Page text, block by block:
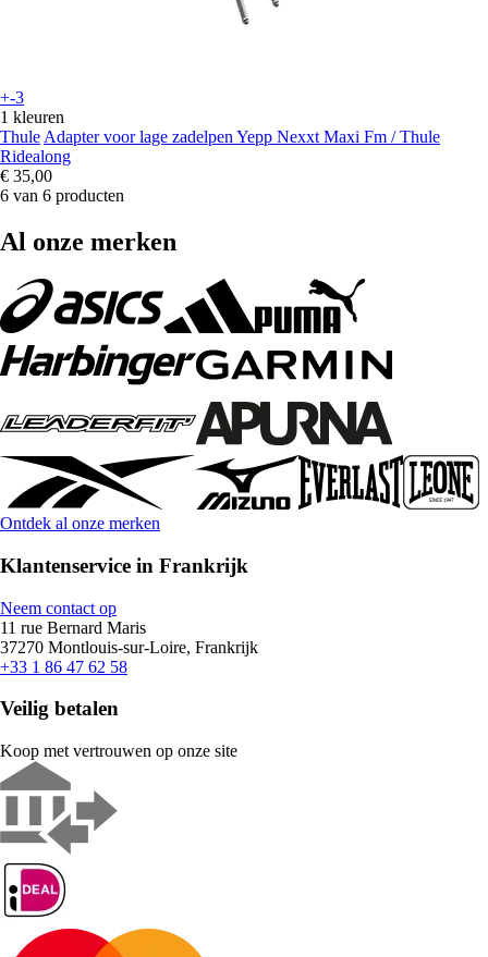
+-3
1 kleuren
Thule Adapter voor lage zadelpen Yepp Nexxt Maxi Fm / Thule
Ridealong
€ 35,00
6 van 6 producten
Al onze merken
Ontdek al onze merken
Klantenservice in Frankrijk
Neem contact op
11 rue Bernard Maris
37270 Montlouis-sur-Loire, Frankrijk
+33 1 86 47 62 58
Veilig betalen
Koop met vertrouwen op onze site